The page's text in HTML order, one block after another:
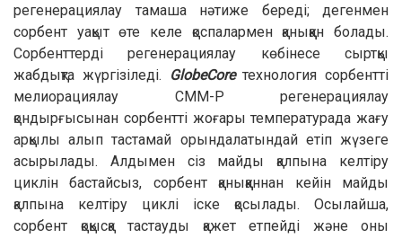
регенерациялау тамаша нәтиже береді; дегенмен
сорбент уақыт өте келе қоспалармен қаныққан болады.
Сорбенттерді регенерациялау көбінесе сыртқы
жабдықта жүргізіледі.
GlobeCoreтехнология сорбентті
мелиорациялау CMM-Р регенерациялау
қондырғысынан сорбентті жоғары температурада жағу
арқылы алып тастамай орындалатындай етіп жүзеге
асырылады. Алдымен сіз майды қалпына келтіру
циклін бастайсыз, сорбент қаныққаннан кейін майды
қалпына келтіру циклі іске қосылады. Осылайша,
сорбент қоқысқа тастауды қажет етпейді және оны